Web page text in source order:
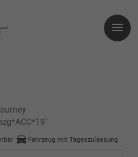
Fahrzeug mit Tageszulassung